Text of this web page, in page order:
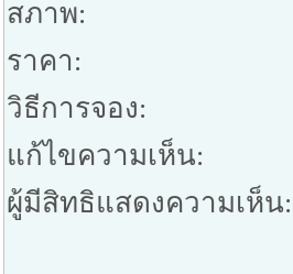
สภาพ:
ราคา:
วิธีการจอง:
แก้ไขความเห็น:
ผู้มีสิทธิแสดงความเห็น: